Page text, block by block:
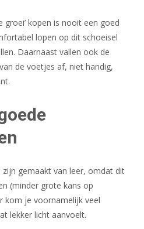
groei’ kopen is nooit een goed
lopen op dit schoeisel
Daarnaast vallen ook de
de voetjes af, niet handig,
gemaakt van leer, omdat dit
(minder grote kans op
kom je voornamelijk veel
lekker licht aanvoelt.